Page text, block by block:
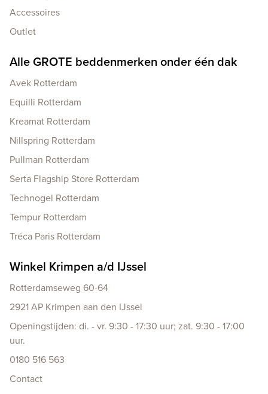
Accessoires
Outlet
Alle GROTE beddenmerken onder één dak
Avek Rotterdam
Equilli Rotterdam
Kreamat Rotterdam
Nillspring Rotterdam
Pullman Rotterdam
Serta Flagship Store Rotterdam
Technogel Rotterdam
Tempur Rotterdam
Tréca Paris Rotterdam
Winkel Krimpen a/d IJssel
Rotterdamseweg 60-64
2921 AP Krimpen aan den IJssel
Openingstijden: di. - vr. 9:30 - 17:30 uur; zat. 9:30 - 17:00
uur.
0180 516 563
Contact